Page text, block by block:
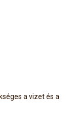
a vizet és a